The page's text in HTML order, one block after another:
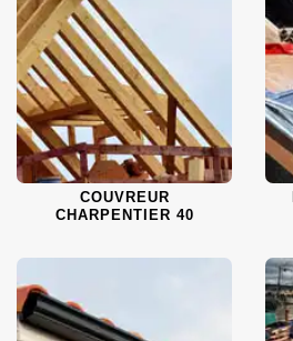
COUVREUR
CHARPENTIER 40